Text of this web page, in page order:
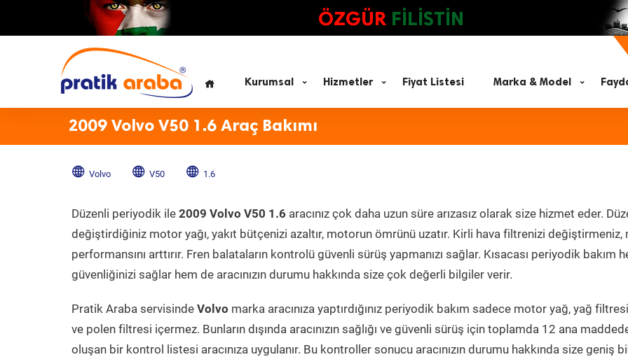
ÖZGÜR FİLİSTİN
Kurumsal Hizmetler Fiyat Listesi Marka & Model
2009 Volvo V50 1.6 Araç Bakımı
Volvo V50 1.6
Düzenli periyodik ile 2009 Volvo V50 1.6 aracınız çok daha uzun süre arızasız olarak size hizmet eder.
değiştirdiğiniz motor yağı, yakıt bütçenizi azaltır, motorun ömrünü uzatır. Kirli hava filtrenizi
performansını arttırır. Fren balataların kontrolü güvenli sürüş yapmanızı sağlar. Kısacası periyodik bakım
güvenliğinizi sağlar hem de aracınızın durumu hakkında size çok değerli bilgiler verir.
Pratik Araba servisinde Volvo marka aracınıza yaptırdığınız periyodik bakım sadece motor yağ, yağ
ve polen filtresi içermez. Bunların dışında aracınızın sağlığı ve güvenli sürüş için toplamda 12 ana
oluşan bir kontrol listesi aracınıza uygulanır. Bu kontroller sonucu aracınızın durumu hakkında size geniş